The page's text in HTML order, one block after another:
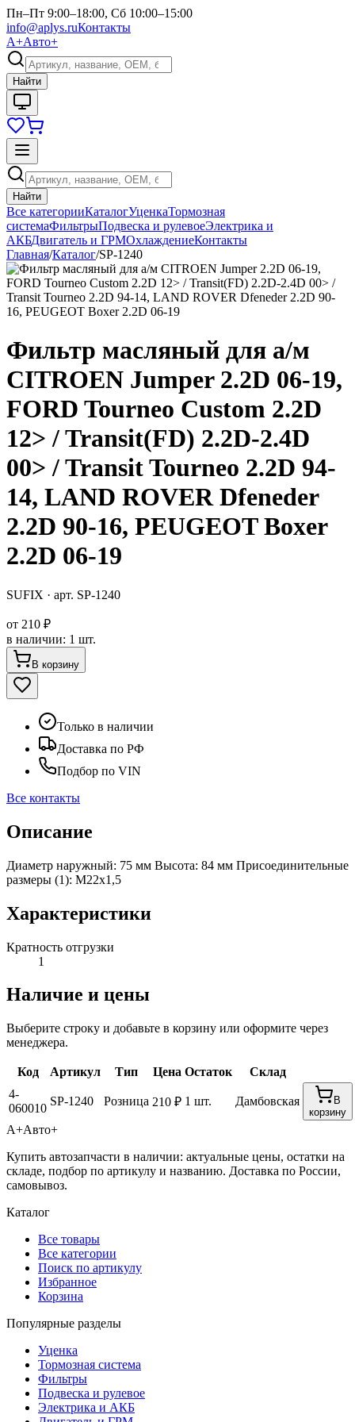
Пн–Пт 9:00–18:00, Сб 10:00–15:00
info@aplys.ruКонтакты
А+Авто+
Найти
Найти
Все категорииКаталогУценкаТормозная
системаФильтрыПодвеска и рулевоеЭлектрика и
АКБДвигатель и ГРМОхлаждениеКонтакты
Главная/Каталог/SP-1240
Фильтр масляный для а/м
CITROEN Jumper 2.2D 06-19,
FORD Tourneo Custom 2.2D
12> / Transit(FD) 2.2D-2.4D
00> / Transit Tourneo 2.2D 94-
14, LAND ROVER Dfeneder
2.2D 90-16, PEUGEOT Boxer
2.2D 06-19
SUFIX · арт. SP-1240
от 210 ₽
в наличии: 1 шт.
В корзину
Только в наличии
Доставка по РФ
Подбор по VIN
Все контакты
Описание
Диаметр наружный: 75 мм Высота: 84 мм Присоединительные
размеры (1): M22x1,5
Характеристики
Кратность отгрузки
1
Наличие и цены
Выберите строку и добавьте в корзину или оформите через
менеджера.
Код Артикул Тип Цена Остаток
Склад
4-
060010
SP-1240 Розница 210 ₽ 1 шт. Дамбовская
В
корзину
А+Авто+
Купить автозапчасти в наличии: актуальные цены, остатки на
складе, подбор по артикулу и названию. Доставка по России,
самовывоз.
Каталог
Все товары
Все категории
Поиск по артикулу
Избранное
Корзина
Популярные разделы
Уценка
Тормозная система
Фильтры
Подвеска и рулевое
Электрика и АКБ